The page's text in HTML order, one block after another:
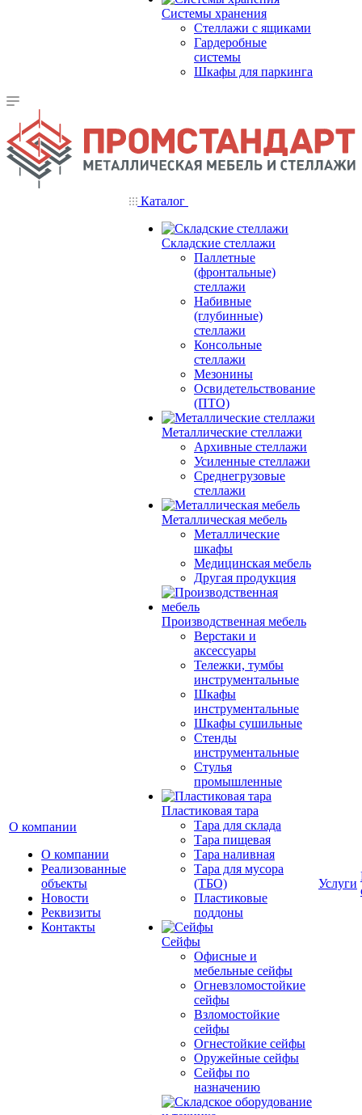
Системы хранения
Стеллажи с ящиками
Гардеробные
системы
Шкафы для паркинга
О компании
О компании
Реализованные
объекты
Новости
Реквизиты
Контакты
Каталог
Складские стеллажи
Паллетные
(фронтальные)
стеллажи
Набивные
(глубинные)
стеллажи
Консольные
стеллажи
Мезонины
Освидетельствование
(ПТО)
Металлические стеллажи
Архивные стеллажи
Усиленные стеллажи
Среднегрузовые
стеллажи
Металлическая мебель
Металлические
шкафы
Медицинская мебель
Другая продукция
Производственная мебель
Верстаки и
аксессуары
Тележки, тумбы
инструментальные
Шкафы
инструментальные
Шкафы сушильные
Стенды
инструментальные
Cтулья
промышленные
Пластиковая тара
Тара для склада
Тара пищевая
Тара наливная
Тара для мусора
(ТБО)
Пластиковые
поддоны
Сейфы
Офисные и
мебельные сейфы
Огневзломостойкие
сейфы
Взломостойкие
сейфы
Огнестойкие сейфы
Оружейные сейфы
Сейфы по
назначению
Услуги